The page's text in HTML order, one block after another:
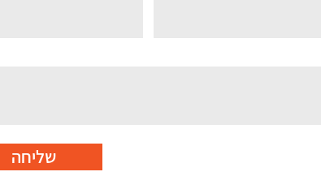
שליחה